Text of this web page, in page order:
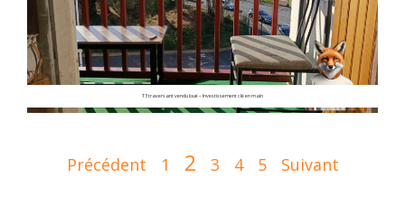
T3 traversant vendu loué – Investissement clé en main
Précédent 1 2 3 4 5 Suivant